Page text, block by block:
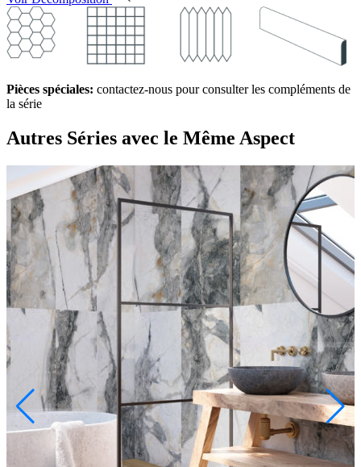
Pièces spéciales: contactez-nous pour consulter les compléments de
la série
Autres Séries avec le Même Aspect